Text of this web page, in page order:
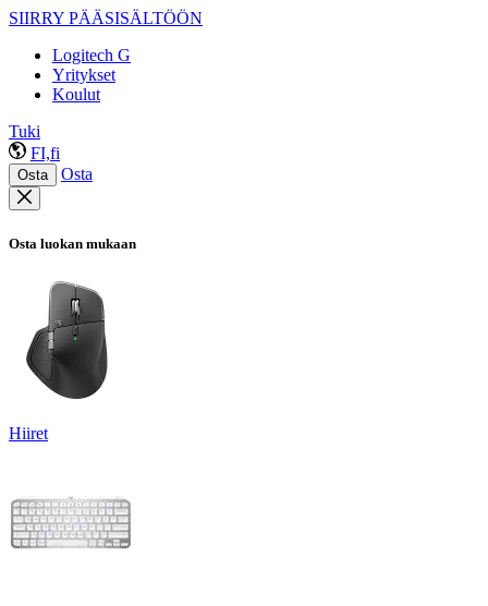
SIIRRY PÄÄSISÄLTÖÖN
Logitech G
Yritykset
Koulut
Tuki
FI,fi
Osta Osta
Osta luokan mukaan
Hiiret